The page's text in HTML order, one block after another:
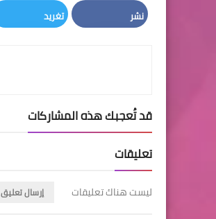
نشر تغريد
قد تُعجبك هذه المشاركات
تعليقات
ليست هناك تعليقات إرسال تعليق